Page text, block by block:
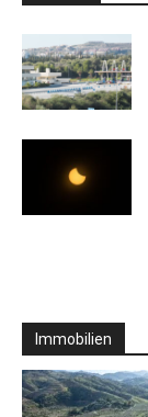
Immobilien